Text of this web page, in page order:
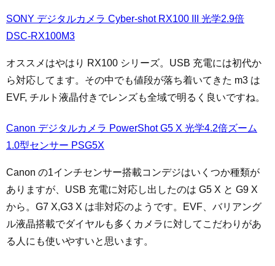
SONY デジタルカメラ Cyber-shot RX100 III 光学2.9倍
DSC-RX100M3
オススメはやはり RX100 シリーズ。USB 充電には初代か
ら対応してます。その中でも値段が落ち着いてきた m3 は
EVF, チルト液晶付きでレンズも全域で明るく良いですね。
Canon デジタルカメラ PowerShot G5 X 光学4.2倍ズーム
1.0型センサー PSG5X
Canon の1インチセンサー搭載コンデジはいくつか種類が
ありますが、USB 充電に対応し出したのは G5 X と G9 X
から。G7 X,G3 X は非対応のようです。EVF、バリアング
ル液晶搭載でダイヤルも多くカメラに対してこだわりがあ
る人にも使いやすいと思います。